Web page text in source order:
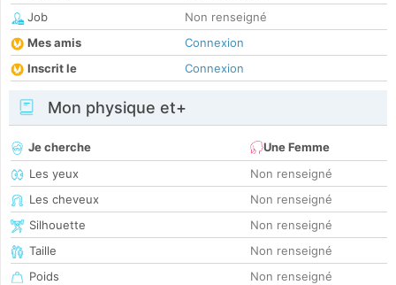
Job
Non renseigné
Mes amis
Connexion
Inscrit le
Connexion
Mon physique et+
Je cherche
Une Femme
Les yeux
Non renseigné
Les cheveux
Non renseigné
Silhouette
Non renseigné
Taille
Non renseigné
Poids
Non renseigné